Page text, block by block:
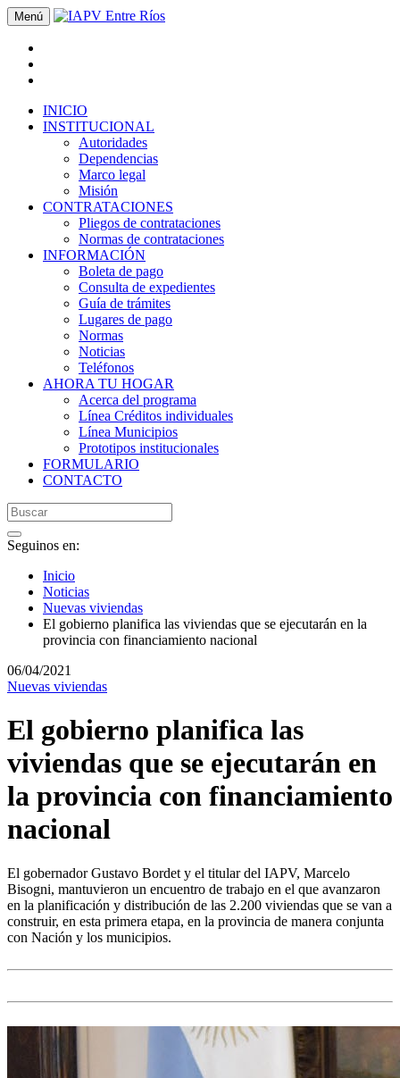
Menú
INICIO
INSTITUCIONAL
Autoridades
Dependencias
Marco legal
Misión
CONTRATACIONES
Pliegos de contrataciones
Normas de contrataciones
INFORMACIÓN
Boleta de pago
Consulta de expedientes
Guía de trámites
Lugares de pago
Normas
Noticias
Teléfonos
AHORA TU HOGAR
Acerca del programa
Línea Créditos individuales
Línea Municipios
Prototipos institucionales
FORMULARIO
CONTACTO
Seguinos en:
Inicio
Noticias
Nuevas viviendas
El gobierno planifica las viviendas que se ejecutarán en la
provincia con financiamiento nacional
06/04/2021
Nuevas viviendas
El gobierno planifica las
viviendas que se ejecutarán en
la provincia con financiamiento
nacional
El gobernador Gustavo Bordet y el titular del IAPV, Marcelo
Bisogni, mantuvieron un encuentro de trabajo en el que avanzaron
en la planificación y distribución de las 2.200 viviendas que se van a
construir, en esta primera etapa, en la provincia de manera conjunta
con Nación y los municipios.